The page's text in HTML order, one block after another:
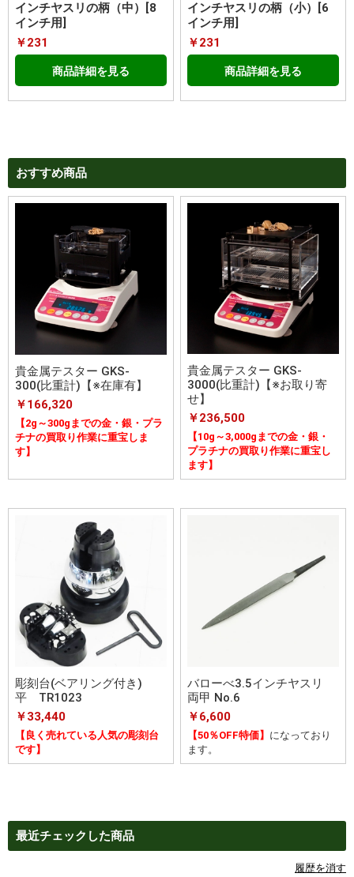
インチヤスリの柄（中）[8
インチ用]
￥231
商品詳細を見る
インチヤスリの柄（小）[6
インチ用]
￥231
商品詳細を見る
おすすめ商品
貴金属テスター GKS-
300(比重計)【※在庫有】
￥166,320
【2g～300gまでの金・銀・プラ
チナの買取り作業に重宝しま
す】
貴金属テスター GKS-
3000(比重計)【※お取り寄
せ】
￥236,500
【10g～3,000gまでの金・銀・
プラチナの買取り作業に重宝し
ます】
彫刻台(ベアリング付き)
平 TR1023
￥33,440
【良く売れている人気の彫刻台
です】
バローべ3.5インチヤスリ
両甲 No.6
￥6,600
【50％OFF特価】 になっており
ます。
最近チェックした商品
履歴を消す